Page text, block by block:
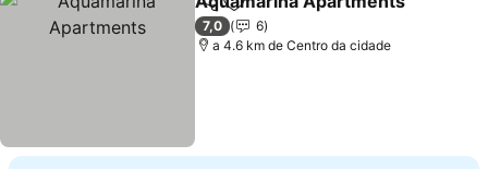
PartilharAdicionar aos favoritos
7,0
6
a 4.6 km de Centro da cidade